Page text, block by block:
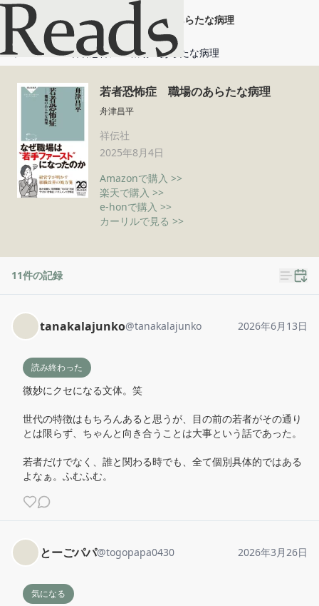
若者恐怖症 職場のあらたな病理
ホーム 若者恐怖症 職場のあらたな病理
若者恐怖症 職場のあらたな病理
舟津昌平
祥伝社
2025年8月4日
Amazonで購入 >>
楽天で購入 >>
e-honで購入 >>
カーリルで見る >>
11件の記録
tanakalajunko@tanakalajunko 2026年6月13日
読み終わった
微妙にクセになる文体。笑
世代の特徴はもちろんあると思うが、目の前の若者がその通り
とは限らず、ちゃんと向き合うことは大事という話であった。
若者だけでなく、誰と関わる時でも、全て個別具体的ではある
よなぁ。ふむふむ。
とーごパパ@togopapa0430 2026年3月26日
気になる